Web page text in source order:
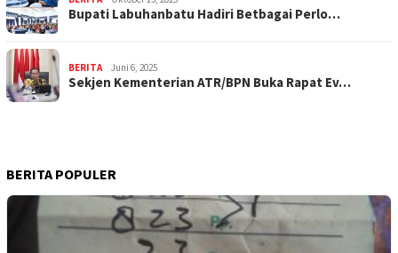
Bupati Labuhanbatu Hadiri Betbagai Perlo…
BERITA Juni 6, 2025
Sekjen Kementerian ATR/BPN Buka Rapat Ev…
BERITA POPULER